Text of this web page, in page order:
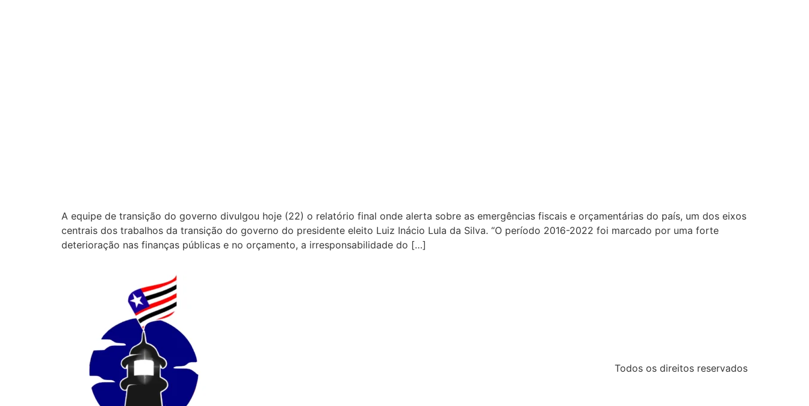
A equipe de transição do governo divulgou hoje (22) o relatório final onde alerta sobre as emergências fiscais e orçamentárias do país, um dos eixos
centrais dos trabalhos da transição do governo do presidente eleito Luiz Inácio Lula da Silva. “O período 2016-2022 foi marcado por uma forte
deterioração nas finanças públicas e no orçamento, a irresponsabilidade do […]
Todos os direitos reservados